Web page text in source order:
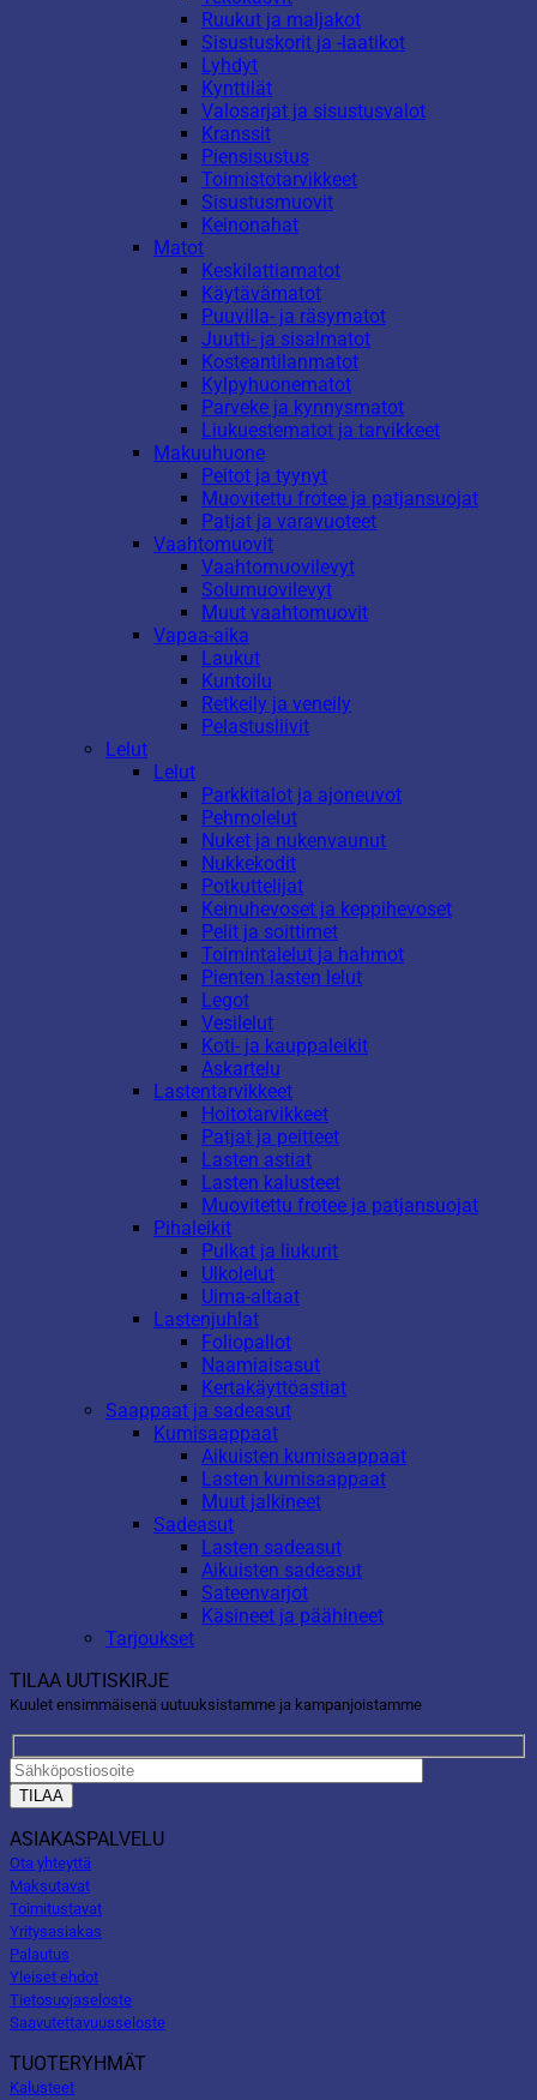
Ruukut ja maljakot
Sisustuskorit ja -laatikot
Lyhdyt
Kynttilät
Valosarjat ja sisustusvalot
Kranssit
Piensisustus
Toimistotarvikkeet
Sisustusmuovit
Keinonahat
Matot
Keskilattiamatot
Käytävämatot
Puuvilla- ja räsymatot
Juutti- ja sisalmatot
Kosteantilanmatot
Kylpyhuonematot
Parveke ja kynnysmatot
Liukuestematot ja tarvikkeet
Makuuhuone
Peitot ja tyynyt
Muovitettu frotee ja patjansuojat
Patjat ja varavuoteet
Vaahtomuovit
Vaahtomuovilevyt
Solumuovilevyt
Muut vaahtomuovit
Vapaa-aika
Laukut
Kuntoilu
Retkeily ja veneily
Pelastusliivit
Lelut
Lelut
Parkkitalot ja ajoneuvot
Pehmolelut
Nuket ja nukenvaunut
Nukkekodit
Potkuttelijat
Keinuhevoset ja keppihevoset
Pelit ja soittimet
Toimintalelut ja hahmot
Pienten lasten lelut
Legot
Vesilelut
Koti- ja kauppaleikit
Askartelu
Lastentarvikkeet
Hoitotarvikkeet
Patjat ja peitteet
Lasten astiat
Lasten kalusteet
Muovitettu frotee ja patjansuojat
Pihaleikit
Pulkat ja liukurit
Ulkolelut
Uima-altaat
Lastenjuhlat
Foliopallot
Naamiaisasut
Kertakäyttöastiat
Saappaat ja sadeasut
Kumisaappaat
Aikuisten kumisaappaat
Lasten kumisaappaat
Muut jalkineet
Sadeasut
Lasten sadeasut
Aikuisten sadeasut
Sateenvarjot
Käsineet ja päähineet
Tarjoukset
TILAA UUTISKIRJE
Kuulet ensimmäisenä uutuuksistamme ja kampanjoistamme
ASIAKASPALVELU
Ota yhteyttä
Maksutavat
Toimitustavat
Yritysasiakas
Palautus
Yleiset ehdot
Tietosuojaseloste
Saavutettavuusseloste
TUOTERYHMÄT
Kalusteet